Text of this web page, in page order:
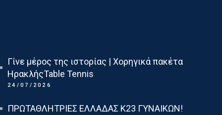
Γίνε μέρος της ιστορίας | Χορηγικά πακέτα
ΗρακλήςTable Tennis
24/07/2026
ΠΡΩΤΑΘΛΗΤΡΙΕΣ ΕΛΛΑΔΑΣ Κ23 ΓΥΝΑΙΚΩΝ!